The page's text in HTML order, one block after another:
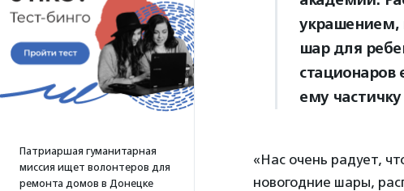
Патриаршая гуманитарная
миссия ищет волонтеров для
ремонта домов в Донецке
украшением,
шар для
ему
«Нас очень радует,
новогодние шары,